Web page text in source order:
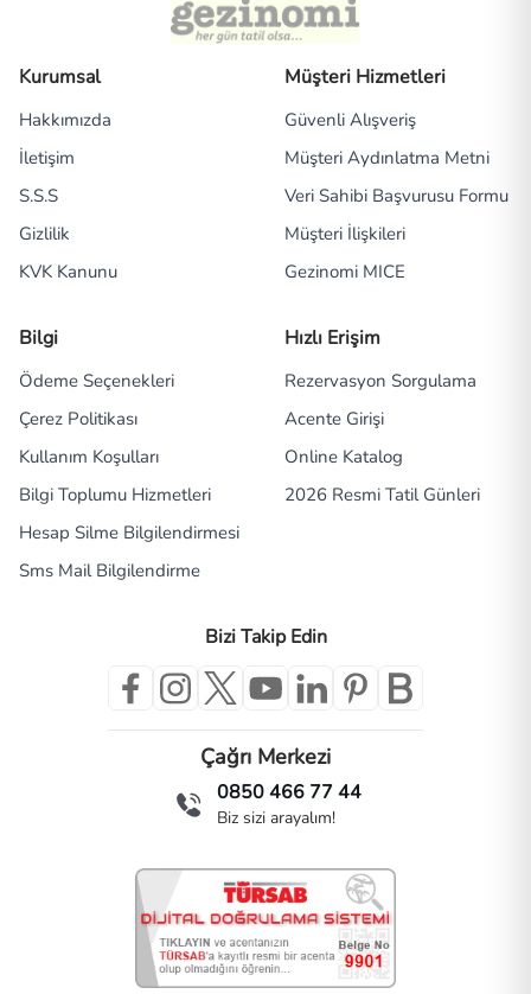
Kurumsal
Hakkımızda
İletişim
S.S.S
Gizlilik
KVK Kanunu
Müşteri Hizmetleri
Güvenli Alışveriş
Müşteri Aydınlatma Metni
Veri Sahibi Başvurusu Formu
Müşteri İlişkileri
Gezinomi MICE
Bilgi
Ödeme Seçenekleri
Çerez Politikası
Kullanım Koşulları
Bilgi Toplumu Hizmetleri
Hesap Silme Bilgilendirmesi
Sms Mail Bilgilendirme
Hızlı Erişim
Rezervasyon Sorgulama
Acente Girişi
Online Katalog
2026 Resmi Tatil Günleri
Bizi Takip Edin
Çağrı Merkezi
0850 466 77 44
Biz sizi arayalım!